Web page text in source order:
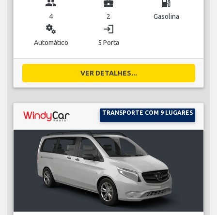
group
4
business_center
2
local_gas_station
Gasolina
miscellaneous_services
Automático
login
5 Porta
VER DETALHES...
TRANSPORTE COM 9 LUGARES